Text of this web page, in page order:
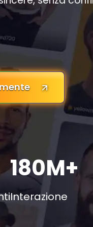
180M+
Interazione